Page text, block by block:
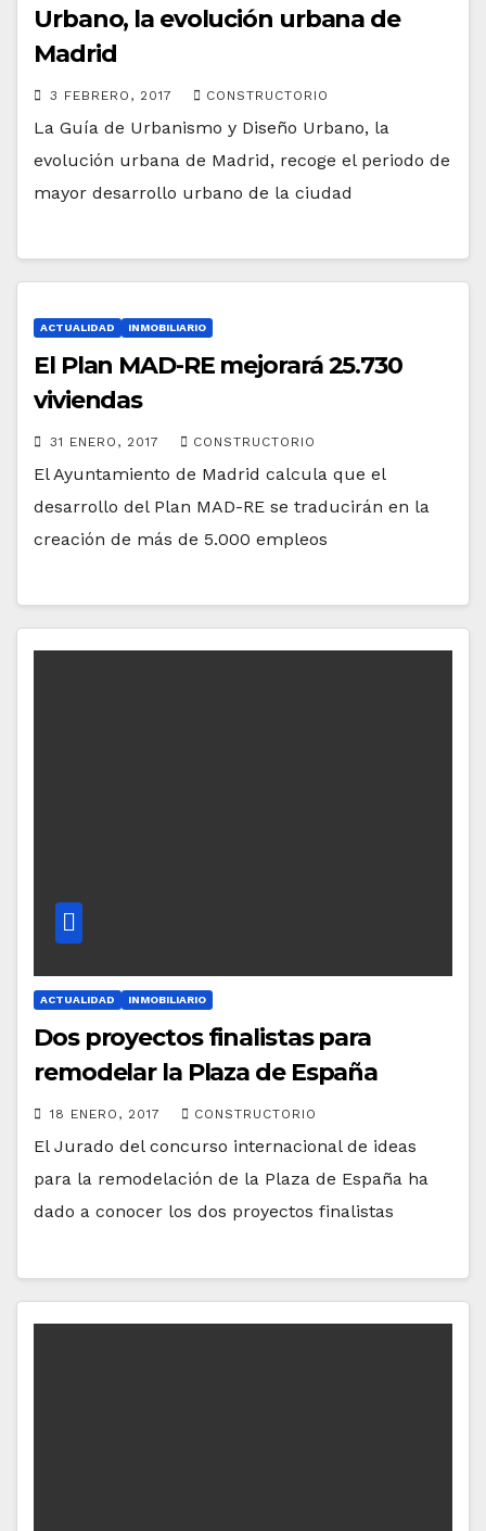
Urbano, la evolución urbana de
Madrid
3 FEBRERO, 2017 CONSTRUCTORIO
La Guía de Urbanismo y Diseño Urbano, la
evolución urbana de Madrid, recoge el periodo de
mayor desarrollo urbano de la ciudad
ACTUALIDAD INMOBILIARIO
El Plan MAD-RE mejorará 25.730
viviendas
31 ENERO, 2017 CONSTRUCTORIO
El Ayuntamiento de Madrid calcula que el
desarrollo del Plan MAD-RE se traducirán en la
creación de más de 5.000 empleos
ACTUALIDAD INMOBILIARIO
Dos proyectos finalistas para
remodelar la Plaza de España
18 ENERO, 2017 CONSTRUCTORIO
El Jurado del concurso internacional de ideas
para la remodelación de la Plaza de España ha
dado a conocer los dos proyectos finalistas